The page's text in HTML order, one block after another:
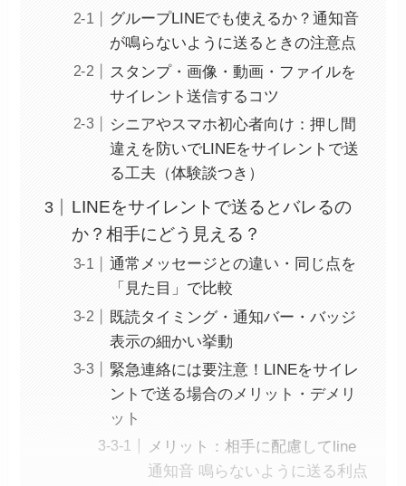
グループLINEでも使えるか？通知音
が鳴らないように送るときの注意点
スタンプ・画像・動画・ファイルを
サイレント送信するコツ
シニアやスマホ初心者向け：押し間
違えを防いでLINEをサイレントで送
る工夫（体験談つき）
LINEをサイレントで送るとバレるの
か？相手にどう見える？
通常メッセージとの違い・同じ点を
「見た目」で比較
既読タイミング・通知バー・バッジ
表示の細かい挙動
緊急連絡には要注意！LINEをサイレ
ントで送る場合のメリット・デメリ
ット
メリット：相手に配慮してline
通知音 鳴らないように送る利点